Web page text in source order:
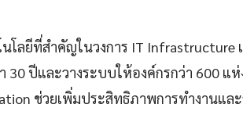
นโลยีที่สำคัญในวงการ IT Infrastructure
ปีและวางระบบให้องค์กรกว่า 600 แห่
ช่วยเพิ่มประสิทธิภาพการทำงานแล